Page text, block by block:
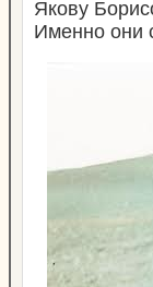
Якову
Именно они